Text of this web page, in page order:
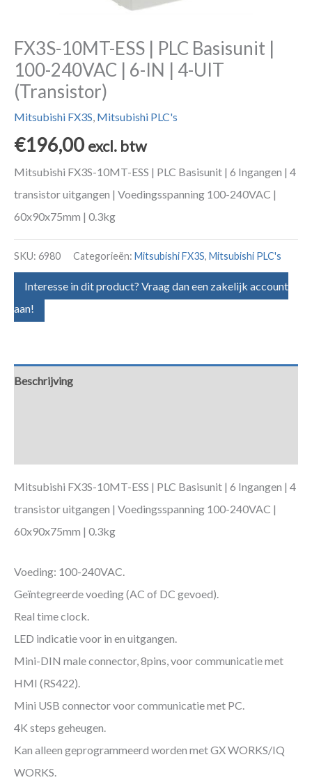
FX3S-10MT-ESS | PLC Basisunit |
100-240VAC | 6-IN | 4-UIT
(Transistor)
Mitsubishi FX3S, Mitsubishi PLC's
€196,00 excl. btw
Mitsubishi FX3S-10MT-ESS | PLC Basisunit | 6 Ingangen | 4
transistor uitgangen | Voedingsspanning 100-240VAC |
60x90x75mm | 0.3kg
SKU: 6980 Categorieën: Mitsubishi FX3S, Mitsubishi PLC's
Interesse in dit product? Vraag dan een zakelijk account
aan!
Beschrijving
Mitsubishi FX3S-10MT-ESS | PLC Basisunit | 6 Ingangen | 4
transistor uitgangen | Voedingsspanning 100-240VAC |
60x90x75mm | 0.3kg
Voeding: 100-240VAC.
Geïntegreerde voeding (AC of DC gevoed).
Real time clock.
LED indicatie voor in en uitgangen.
Mini-DIN male connector, 8pins, voor communicatie met
HMI (RS422).
Mini USB connector voor communicatie met PC.
4K steps geheugen.
Kan alleen geprogrammeerd worden met GX WORKS/IQ
WORKS.